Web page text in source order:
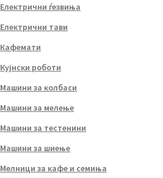
Електрични ѓезвиња
Електрични тави
Кафемати
Кујнски роботи
Машини за колбаси
Машини за мелење
Машини за тестенини
Машини за шиење
Мелници за кафе и семиња